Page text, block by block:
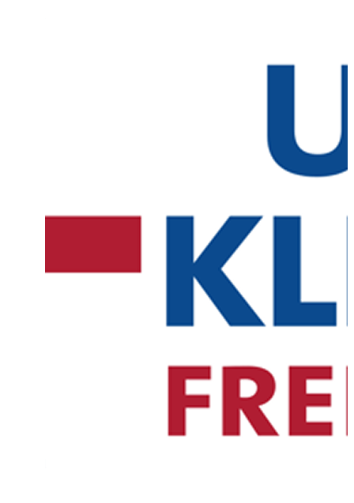
Ganz in diesem Sinne findet auch 2025 unser Pneumo-Curriculum
Abständen kurze, prägnante Webinare (1,5 h = 2 Punkte der
Baden-Württemberg) mit unterschiedlich spezialisierten
virtuellen Formats sollte die Interaktivität nicht zu kurz kommen: Die
sind zeitlich so bemessen, dass ein Raum für die Fragestellung und
An dieser Stelle möchten wir uns bereits jetzt bei allen Akteur*innen
Gelingen dieser Veranstaltung mitwirken. Neben den
auch an die Pharmaindustrie, die uns durch ihre großzügige
Fortbildungsprogramm ermöglicht.
Wir hoffen, dass auch Sie dieses Fortbildungsangebot als vielseitig
empfinden und würden uns über Ihre Anmeldung freuen.